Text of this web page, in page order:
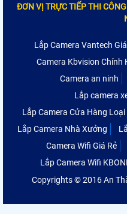
ĐƠN VỊ TRỰC TIẾP THI
Lắp Camera Vantech
Camera Kbvision Chính
Camera an ninh
Lắp camera
Lắp Camera Cửa Hàng Loại
Lắp Camera Nhà Xưởng
Camera Wifi Giá Rẻ
Lắp Camera Wifi
Copyrights © 2016 An